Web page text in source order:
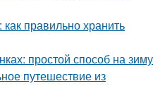
правильно хранить
простой способ на зиму
путешествие из